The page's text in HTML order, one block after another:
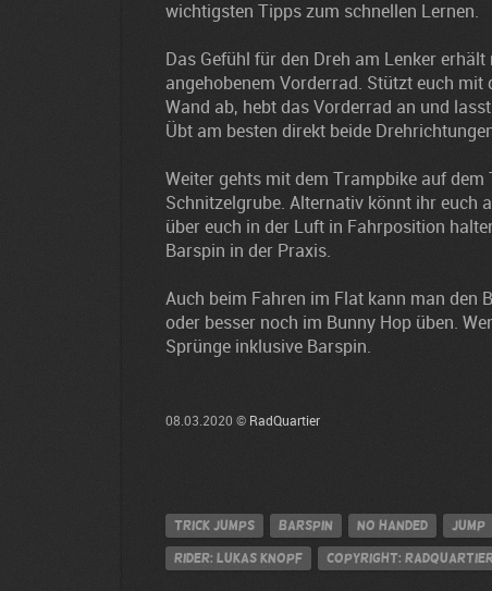
wichtigsten Tipps zum schnellen Lernen.
Das Gefühl für den Dreh am Lenker
angehobenem Vorderrad. Stützt euch mit
Wand ab, hebt das Vorderrad an und
Übt am besten direkt beide
Weiter gehts mit dem Trampbike auf
Schnitzelgrube. Alternativ könnt ihr euch
über euch in der Luft in Fahrposition
Barspin in der Praxis.
Auch beim Fahren im Flat kann man den
oder besser noch im Bunny Hop üben.
Sprünge inklusive Barspin.
08.03.2020 © RadQuartier
Trick Jumps Barspin no handed jump
Rider: Lukas Knopf Copyright: